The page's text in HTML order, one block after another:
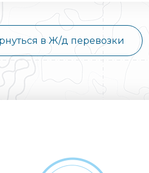
в Ж/д перевозки